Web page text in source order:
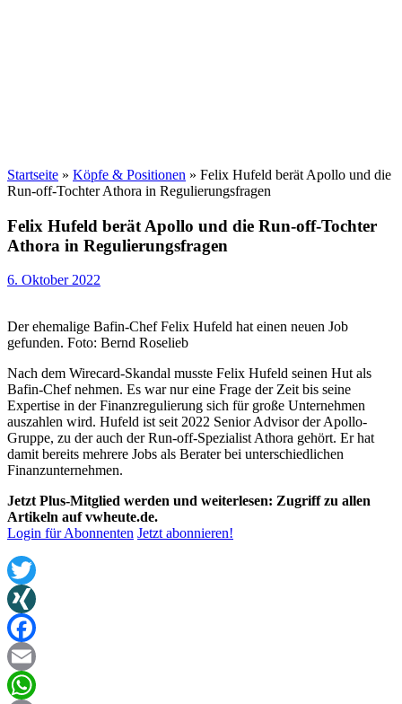
Startseite » Köpfe & Positionen » Felix Hufeld berät Apollo und die
Run-off-Tochter Athora in Regulierungsfragen
Felix Hufeld berät Apollo und die Run-off-Tochter
Athora in Regulierungsfragen
6. Oktober 2022
Der ehemalige Bafin-Chef Felix Hufeld hat einen neuen Job
gefunden. Foto: Bernd Roselieb
Nach dem Wirecard-Skandal musste Felix Hufeld seinen Hut als
Bafin-Chef nehmen. Es war nur eine Frage der Zeit bis seine
Expertise in der Finanzregulierung sich für große Unternehmen
auszahlen wird. Hufeld ist seit 2022 Senior Advisor der Apollo-
Gruppe, zu der auch der Run-off-Spezialist Athora gehört. Er hat
damit bereits mehrere Jobs als Berater bei unterschiedlichen
Finanzunternehmen.
Jetzt Plus-Mitglied werden und weiterlesen: Zugriff zu allen
Artikeln auf vwheute.de.
Login für Abonnenten Jetzt abonnieren!
Twitter
XING
Facebook
Email